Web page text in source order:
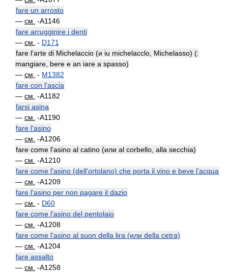
fare un arrosto
— см. -A1146
fare arrugginire i denti
— см. - D171
fare l'arte di Michelaccio (и iu michelacclo, Michelasso) (:
mangiare, bere e an iare a spasso)
— см. - M1382
fare con l'ascia
— см. -A1182
farsi asina
— см. -A1190
fare l'asino
— см. -A1206
fare come l'asino al catino (или al corbello, alla secchia)
— см. -A1210
fare come l'asino (dell'ortolano) che porta il vino e beve l'acqua
— см. -A1209
fare l'asino per non pagare il dazio
— см. - D60
fare come l'asino del pentolaio
— см. -A1208
fare come l'asino al suon della lira (или della cetra)
— см. -A1204
fare assalto
— см. -A1258